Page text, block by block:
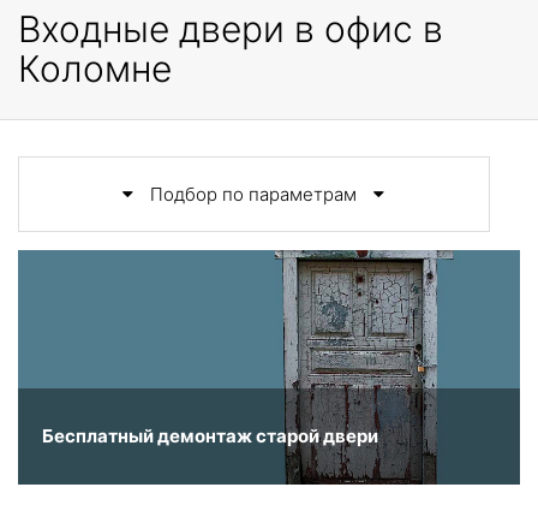
Входные двери в офис в
Коломне
Подбор по параметрам
Бесплатный демонтаж старой двери